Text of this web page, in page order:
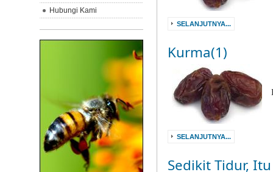
SELANJUTNYA...
Kurma(1)
SELANJUTNYA...
Sedikit Tidur,
Hubungi Kami